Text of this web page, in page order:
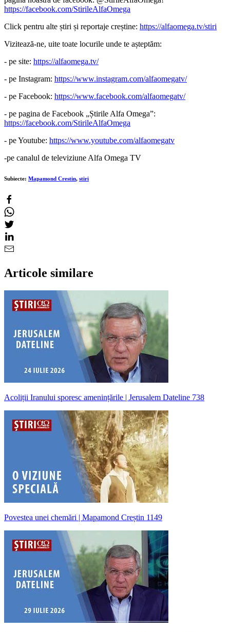
https://facebook.com/StirileAlfaOmega
Click pentru alte știri și reportaje creștine: https://alfaomega.tv/stiri
Vizitează-ne, uite toate locurile unde te așteptăm:
- pe site: https://alfaomega.tv/
- pe Instagram: https://www.instagram.com/alfaomegatv/
- pe Facebook: https://www.facebook.com/alfaomegatv/
- pe pagina de Facebook „Știrile Alfa Omega”:
https://facebook.com/StirileAlfaOmega
- pe Youtube: https://www.youtube.com/alfaomegatv
-pe canalul de televiziune Alfa Omega TV
Subiecte: Mapamond Crestin, stiri
Articole similare
Acoliții Iranului sporesc amenințările | Jerusalem Dateline 738
Povestea unei chemări | Mapamond Creștin 1149